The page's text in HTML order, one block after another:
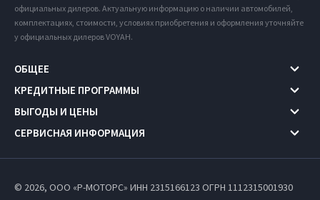
официальных дилеров. Актуальную информацию о наличии автомобилей,
комплектациях, стоимости, условиях приобретения и оформления уточняйте
у официальных дилеров VOYAH.
ОБЩЕЕ
КРЕДИТНЫЕ ПРОГРАММЫ
ВЫГОДЫ И ЦЕНЫ
СЕРВИСНАЯ ИНФОРМАЦИЯ
© 2026, ООО «Р-МОТОРС» ИНН 2315166123 ОГРН 1112315001930